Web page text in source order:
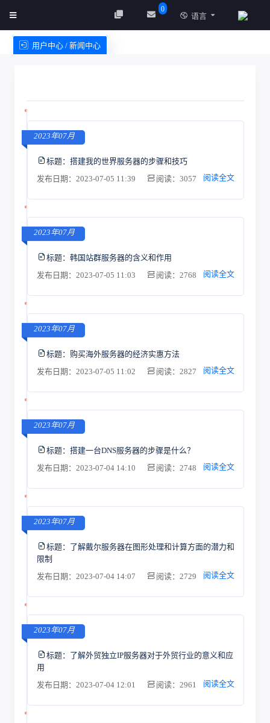
0
语言
用户中心 / 新闻中心
2023年07月
标题： 搭建我的世界服务器的步骤和技巧
发布日期：2023-07-05 11:39
阅读：3057 阅读全文
2023年07月
标题： 韩国站群服务器的含义和作用
发布日期：2023-07-05 11:03
阅读：2768 阅读全文
2023年07月
标题： 购买海外服务器的经济实惠方法
发布日期：2023-07-05 11:02
阅读：2827 阅读全文
2023年07月
标题： 搭建一台DNS服务器的步骤是什么？
发布日期：2023-07-04 14:10
阅读：2748 阅读全文
2023年07月
标题： 了解戴尔服务器在图形处理和计算方面的潜力和
限制
发布日期：2023-07-04 14:07
阅读：2729 阅读全文
2023年07月
标题： 了解外贸独立IP服务器对于外贸行业的意义和应
用
发布日期：2023-07-04 12:01
阅读：2961 阅读全文